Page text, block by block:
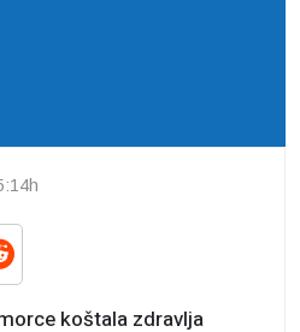
koštala zdravlja